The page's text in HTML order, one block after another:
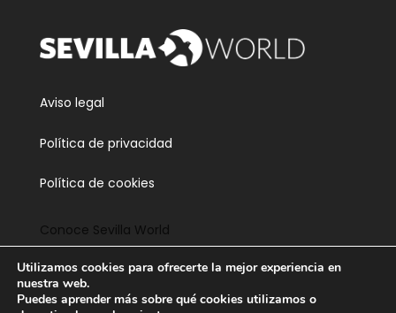
Aviso legal
Política de privacidad
Política de cookies
Conoce Sevilla World
Contacta
Utilizamos cookies para ofrecerte la mejor experiencia en
nuestra web.
Puedes aprender más sobre qué cookies utilizamos o